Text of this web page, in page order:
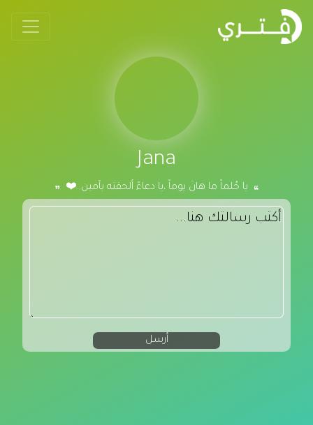
Jana
يا حُلماً ما هانَ يوماً ،يا دعاءً ألحقته بآمين..❤️